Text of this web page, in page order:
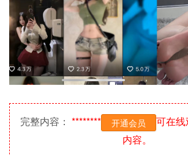
完整内容： ******** 开通会员
可在
内容。